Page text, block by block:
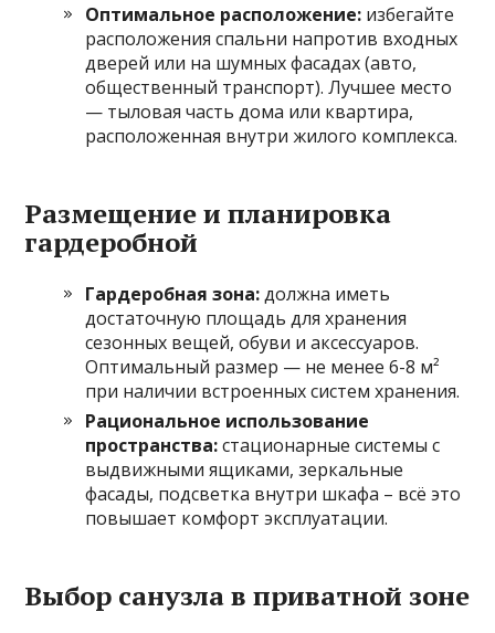
Оптимальное расположение: избегайте
расположения спальни напротив входных
дверей или на шумных фасадах (авто,
общественный транспорт). Лучшее место
— тыловая часть дома или квартира,
расположенная внутри жилого комплекса.
Размещение и планировка
гардеробной
Гардеробная зона:должна иметь
достаточную площадь для хранения
сезонных вещей, обуви и аксессуаров.
Оптимальный размер — не менее 6-8 м²
при наличии встроенных систем хранения.
Рациональное использование
пространства:стационарные системы с
выдвижными ящиками, зеркальные
фасады, подсветка внутри шкафа – всё это
повышает комфорт эксплуатации.
Выбор санузла в приватной зоне